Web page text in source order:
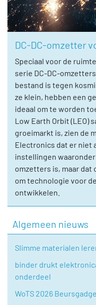
DC-DC-omzetter
Speciaal voor de
serie DC-DC-
bestand is tegen
ze klein, hebben een
ideaal om te worden
Low Earth Orbit (LEO)
groeimarkt is, zien de
Electronics dat er niet
instellingen
omzetters is, maar dat
om technologie voor
ontwikkelen.
Algemeen nieuws
Slimme materialen
binder drukt
onderdeel
WoTS 2026